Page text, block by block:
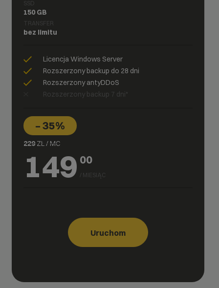
SSD
150 GB
TRANSFER
bez limitu
Licencja Windows Server
Rozszerzony backup do 28 dni
Rozszerzony antyDDoS
Rozszerzony backup 7 dni*
229 ZŁ / MC
– 35%
149 00
/ MIESIĄC
Uruchom